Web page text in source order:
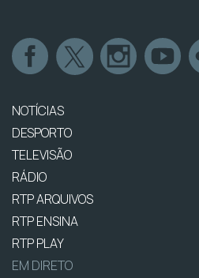
NOTÍCIAS
DESPORTO
TELEVISÃO
RÁDIO
RTP ARQUIVOS
RTP ENSINA
RTP PLAY
EM DIRETO